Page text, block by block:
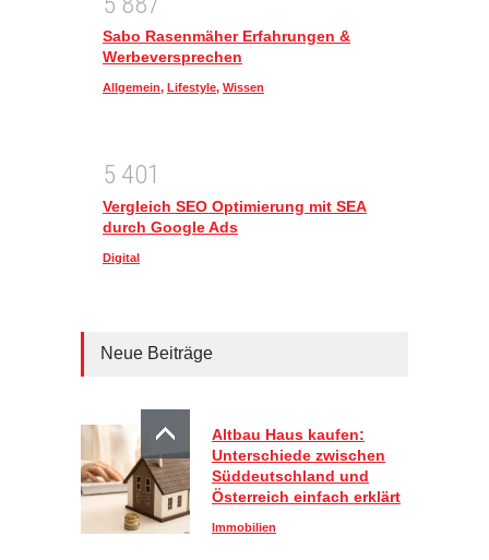
Sabo Rasenmäher Erfahrungen &
Werbeversprechen
Allgemein, Lifestyle, Wissen
5 401
Vergleich SEO Optimierung mit SEA
durch Google Ads
Digital
Neue Beiträge
Altbau Haus kaufen:
Unterschiede zwischen
Süddeutschland und
Österreich einfach erklärt
Immobilien